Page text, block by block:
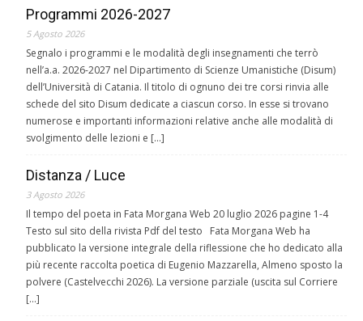
Programmi 2026-2027
5 Agosto 2026
Segnalo i programmi e le modalità degli insegnamenti che terrò
nell’a.a. 2026-2027 nel Dipartimento di Scienze Umanistiche (Disum)
dell’Università di Catania. Il titolo di ognuno dei tre corsi rinvia alle
schede del sito Disum dedicate a ciascun corso. In esse si trovano
numerose e importanti informazioni relative anche alle modalità di
svolgimento delle lezioni e […]
Distanza / Luce
3 Agosto 2026
Il tempo del poeta in Fata Morgana Web 20 luglio 2026 pagine 1-4
Testo sul sito della rivista Pdf del testo Fata Morgana Web ha
pubblicato la versione integrale della riflessione che ho dedicato alla
più recente raccolta poetica di Eugenio Mazzarella, Almeno sposto la
polvere (Castelvecchi 2026). La versione parziale (uscita sul Corriere
[…]